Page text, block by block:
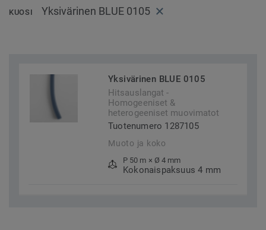
KUOSI Yksivärinen BLUE 0105
Yksivärinen BLUE 0105
Hitsauslangat -
Homogeeniset &
heterogeeniset muovimatot
Tuotenumero 1287105
Muoto ja koko
P 50 m × Ø 4 mm
Kokonaispaksuus 4 mm